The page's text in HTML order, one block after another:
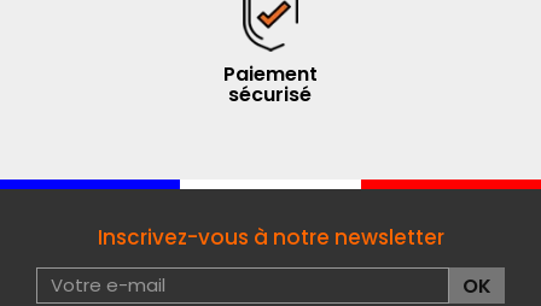
Paiement
sécurisé
Inscrivez-vous à notre newsletter